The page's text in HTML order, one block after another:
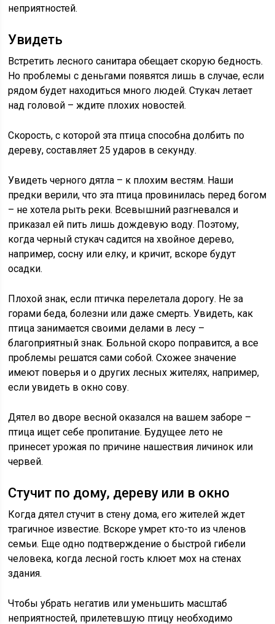
неприятностей.
Увидеть
Встретить лесного санитара обещает скорую бедность.
Но проблемы с деньгами появятся лишь в случае, если
рядом будет находиться много людей. Стукач летает
над головой – ждите плохих новостей.
Скорость, с которой эта птица способна долбить по
дереву, составляет 25 ударов в секунду.
Увидеть черного дятла – к плохим вестям. Наши
предки верили, что эта птица провинилась перед богом
– не хотела рыть реки. Всевышний разгневался и
приказал ей пить лишь дождевую воду. Поэтому,
когда черный стукач садится на хвойное дерево,
например, сосну или елку, и кричит, вскоре будут
осадки.
Плохой знак, если птичка перелетала дорогу. Не за
горами беда, болезни или даже смерть. Увидеть, как
птица занимается своими делами в лесу –
благоприятный знак. Больной скоро поправится, а все
проблемы решатся сами собой. Схожее значение
имеют поверья и о других лесных жителях, например,
если увидеть в окно сову.
Дятел во дворе весной оказался на вашем заборе –
птица ищет себе пропитание. Будущее лето не
принесет урожая по причине нашествия личинок или
червей.
Стучит по дому, дереву или в окно
Когда дятел стучит в стену дома, его жителей ждет
трагичное известие. Вскоре умрет кто-то из членов
семьи. Еще одно подтверждение о быстрой гибели
человека, когда лесной гость клюет мох на стенах
здания.
Чтобы убрать негатив или уменьшить масштаб
неприятностей, прилетевшую птицу необходимо